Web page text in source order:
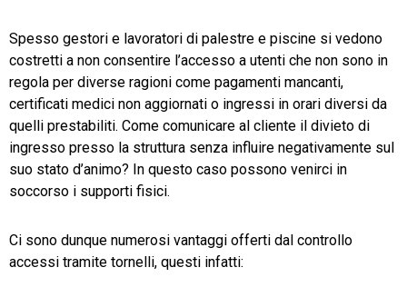
Spesso gestori e lavoratori di palestre e piscine si vedono
costretti a non consentire l’accesso a utenti che non sono in
regola per diverse ragioni come pagamenti mancanti,
certificati medici non aggiornati o ingressi in orari diversi da
quelli prestabiliti. Come comunicare al cliente il divieto di
ingresso presso la struttura senza influire negativamente sul
suo stato d’animo? In questo caso possono venirci in
soccorso i supporti fisici.
Ci sono dunque numerosi vantaggi offerti dal controllo
accessi tramite tornelli, questi infatti: